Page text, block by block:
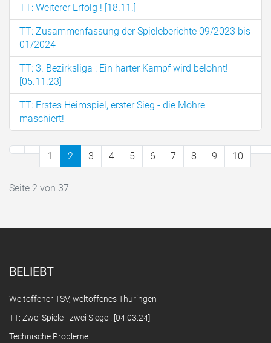
TT: Weiterer Erfolg ! [18.11.]
TT: Zusammenfassung der Spieleberichte 09/2023 bis
01/2024
TT: 3. Bezirksliga : Ein harter Kampf wird belohnt!
[05.11.23]
TT: Erstes Heimspiel, erster Sieg - die Möhre
maschiert!
1 2 3 4 5 6 7 8 9 10
Seite 2 von 37
BELIEBT
Weltoffener TSV, weltoffenes Thüringen
TT: Zwei Spiele - zwei Siege ! [04.03.24]
Technische Probleme